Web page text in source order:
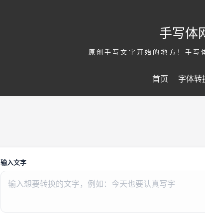
手写体
原创手写文字开始的地方！手写
首页 字体转
输入文字